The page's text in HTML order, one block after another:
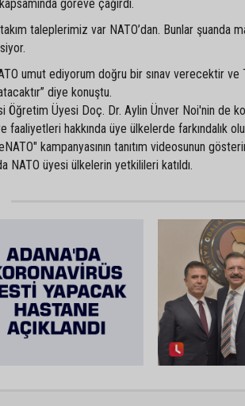
göreve çağırdı.
taleplerimiz var NATO’dan. Bunlar şuanda
umut ediyorum doğru bir sınav verecektir ve
diye konuştu.
Öğretim Üyesi Doç. Dr. Aylin Ünver Noi'nin de
faaliyetleri hakkında üye ülkelerde farkındalık
kampanyasının tanıtım videosunun
NATO üyesi ülkelerin yetkilileri katıldı.